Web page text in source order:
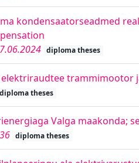
kondensaatorseadmed
diploma theses
elektriraudtee trammimootor
diploma theses
Valga maakonda;
diploma theses